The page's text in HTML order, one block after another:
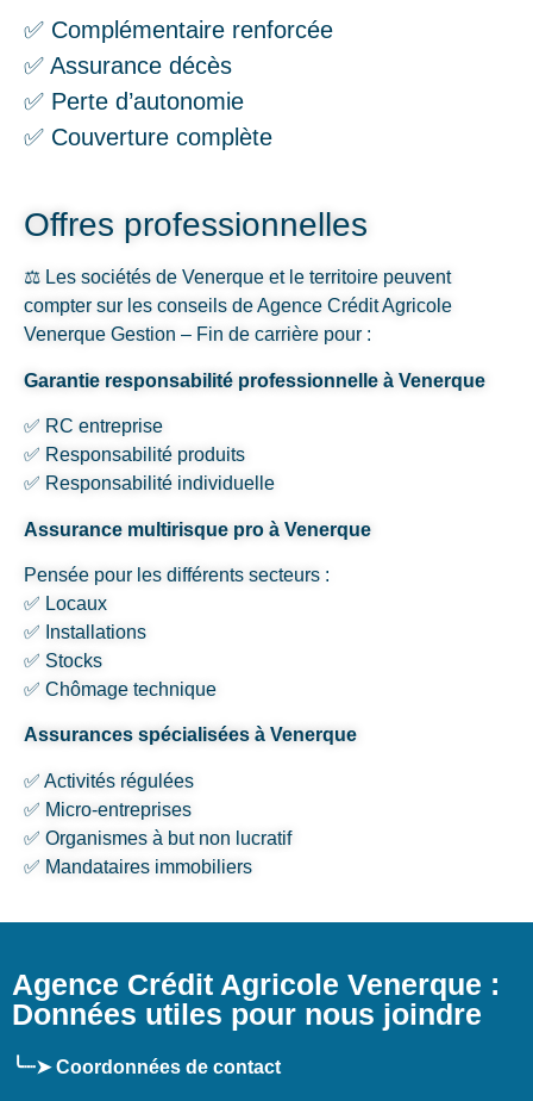
✅ Complémentaire renforcée
✅ Assurance décès
✅ Perte d’autonomie
✅ Couverture complète
Offres professionnelles
⚖️ Les sociétés de Venerque et le territoire peuvent
compter sur les conseils de Agence Crédit Agricole
Venerque Gestion – Fin de carrière pour :
Garantie responsabilité professionnelle à Venerque
✅ RC entreprise
✅ Responsabilité produits
✅ Responsabilité individuelle
Assurance multirisque pro à Venerque
Pensée pour les différents secteurs :
✅ Locaux
✅ Installations
✅ Stocks
✅ Chômage technique
Assurances spécialisées à Venerque
✅ Activités régulées
✅ Micro-entreprises
✅ Organismes à but non lucratif
✅ Mandataires immobiliers
Agence Crédit Agricole Venerque :
Données utiles pour nous joindre
╰┈➤ Coordonnées de contact